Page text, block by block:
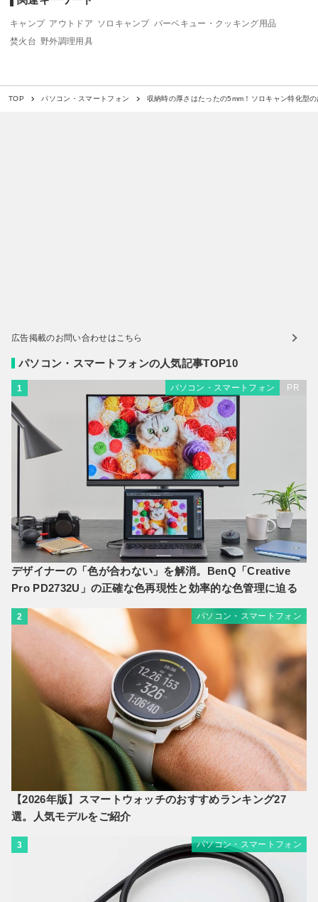
キャンプ アウトドア ソロキャンプ バーベキュー・クッキング用品
焚火台 野外調理用具
TOP パソコン・スマートフォン 収納時の厚さはたったの5mm！ソロキャン特化型
広告掲載のお問い合わせはこちら
パソコン・スマートフォンの人気記事TOP10
1 パソコン・スマートフォン PR
デザイナーの「色が合わない」を解消。BenQ「Creative
Pro PD2732U」の正確な色再現性と効率的な色管理に迫る
2 パソコン・スマートフォン
【2026年版】スマートウォッチのおすすめランキング27
選。人気モデルをご紹介
3 パソコン・スマートフォン